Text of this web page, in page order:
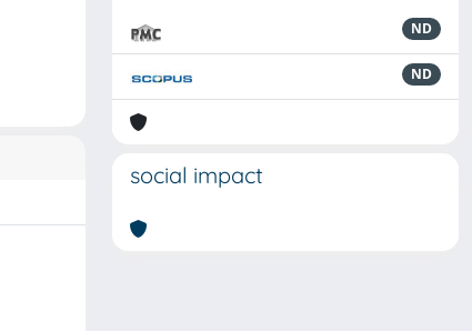
ND
ND
social impact